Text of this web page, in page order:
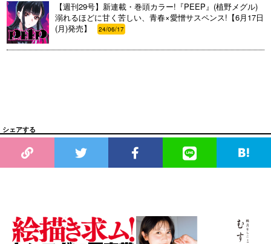
【週刊29号】新連載・巻頭カラー!『PEEP』(植野メグル)
溺れるほどに甘く苦しい、青春×愛憎サスペンス!【6月17日
(月)発売】
24/06/17
シェアする